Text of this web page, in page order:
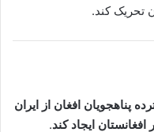
تحریک کند.
پناهجویان افغان از ایران
ایجاد کند.